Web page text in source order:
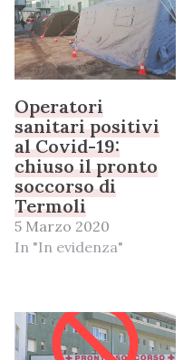
Operatori
sanitari positivi
al Covid-19:
chiuso il pronto
soccorso di
Termoli
5 Marzo 2020
In "In evidenza"